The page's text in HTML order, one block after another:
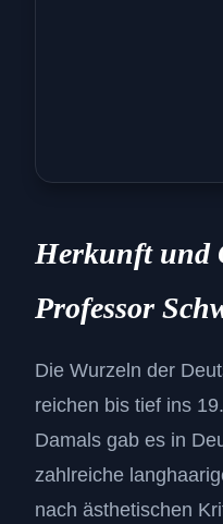
Herkunft und
Professor
Die Wurzeln der
reichen bis tief ins
Damals gab es in
zahlreiche
nach ästhetischen